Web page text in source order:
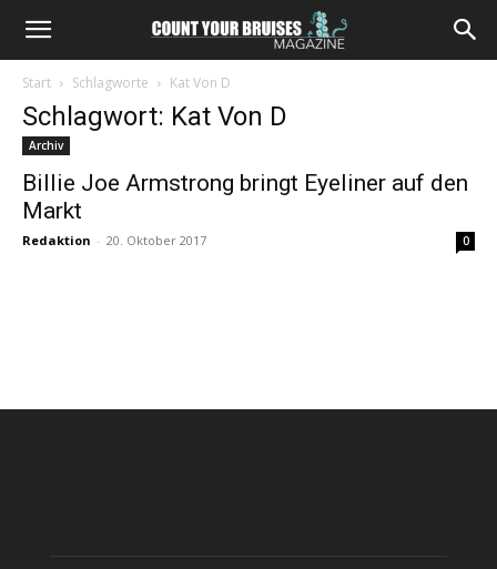
Start Schlagworte Kat Von D
Schlagwort: Kat Von D
Archiv
Billie Joe Armstrong bringt Eyeliner auf den
Markt
Redaktion - 20. Oktober 2017 0